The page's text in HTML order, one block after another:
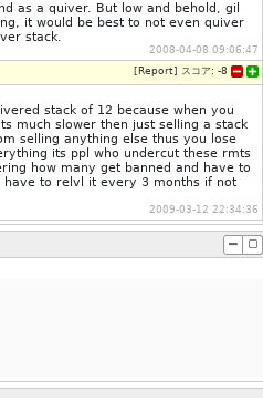
as a quiver. But low and behold, gil
it would be best to not even quiver
stack.
2008-04-08 09:06:47
[ Report] スコア: -8
stack of 12 because when you
much slower then just selling a stack
selling anything else thus you lose
its ppl who undercut these rmts
how many get banned and have to
have to relvl it every 3 months if not
2009-03-12 22:34:36